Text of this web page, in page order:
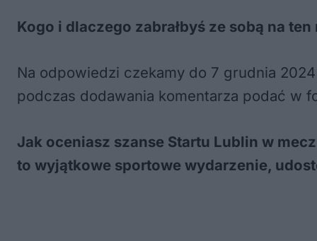
Kogo i dlaczego zabrałbyś ze sobą na ten
Na odpowiedzi czekamy do 7 grudnia
podczas dodawania komentarza podać w
Jak oceniasz szanse Startu Lublin w
to wyjątkowe sportowe wydarzenie,